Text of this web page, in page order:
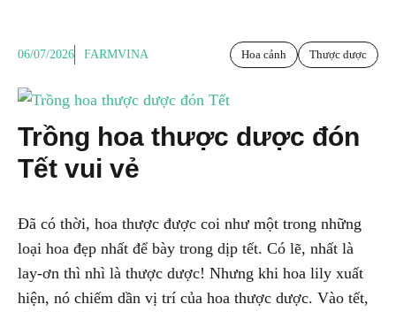
06/07/2026 FARMVINA Hoa cảnh Thược dược
Trồng hoa thược dược đón
Tết vui vẻ
Đã có thời, hoa thược được coi như một trong những
loại hoa đẹp nhất để bày trong dịp tết. Có lẽ, nhất là
lay-ơn thì nhì là thược dược! Nhưng khi hoa lily xuất
hiện, nó chiếm dần vị trí của hoa thược dược. Vào tết,